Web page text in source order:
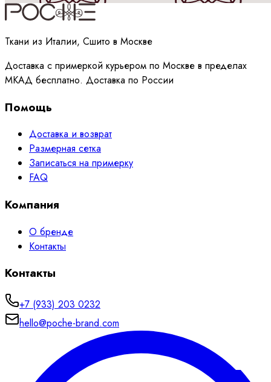
Принимаюполитикуобработки данных
Ткани из Италии, Сшито в Москве
Доставка с примеркой курьером по Москве в пределах
МКАД бесплатно. Доставка по России
Помощь
Доставка и возврат
Размерная сетка
Записаться на примерку
FAQ
Компания
О бренде
Контакты
Контакты
+7 (933) 203 0232
hello@poche-brand.com